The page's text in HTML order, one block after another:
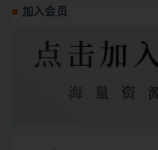
加入会员